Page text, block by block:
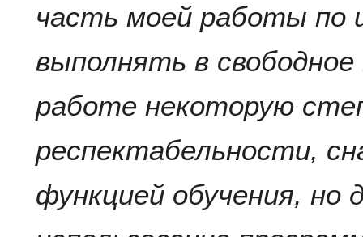
часть моей работы по
выполнять в
работе некоторую
респектабельности,
функцией обучения, но